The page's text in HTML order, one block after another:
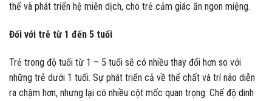
thể và phát triển hệ miễn dịch, cho trẻ cảm giác ăn ngon miệng.
Đối với trẻ từ 1 đến 5 tuổi
Trẻ trong độ tuổi từ 1 – 5 tuổi sẽ có nhiều thay đổi hơn so với
những trẻ dưới 1 tuổi. Sự phát triển cả về thể chất và trí não diễn
ra chậm hơn, nhưng lại có nhiều cột mốc quan trọng. Chế độ dinh